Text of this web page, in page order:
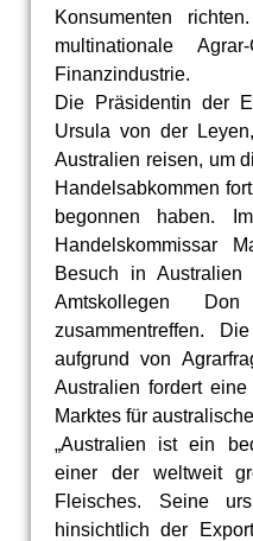
Konsumenten
multinationale
Finanzindustrie.
Die Präsidentin der
Ursula von der
Australien reisen, um
Handelsabkommen
begonnen haben.
Handelskommissar
Besuch in Australien
Amtskollegen
zusammentreffen.
aufgrund von
Australien fordert
Marktes für
„Australien ist ein
einer der weltweit
Fleisches. Seine
hinsichtlich der